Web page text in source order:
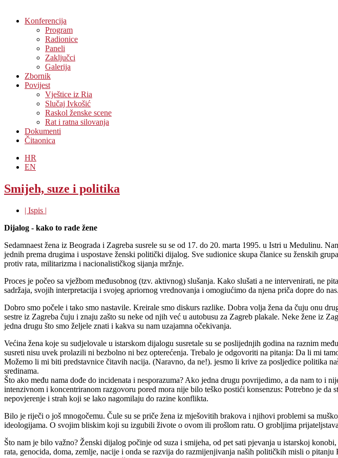
Konferencija
Program
Radionice
Paneli
Zaključci
Galerija
Zbornik
Povijest
Vještice iz Ria
Slučaj Ivkošić
Raskol ženske scene
Rat i ratna silovanja
Dokumenti
Čitaonica
HR
EN
Smijeh, suze i politika
| Ispis |
Dijalog - kako to rade žene
Sedamnaest žena iz Beograda i Zagreba susrele su se od 17. do 20. marta 1995. u Istri u Medulinu.
jednih prema drugima i uspostave ženski politički dijalog. Sve sudionice skupa članice su ženskih
protiv rata, militarizma i nacionalističkog sijanja mržnje.
Proces je počeo sa vježbom međusobnog (tzv. aktivnog) slušanja. Kako slušati a ne intervenirati, ne
sadržaja, svojih interpretacija i svojeg apriornog vrednovanja i omogiućimo da njena priča dopre do
Dobro smo počele i tako smo nastavile. Kreirale smo diskurs razlike. Dobra volja žena da čuju onu
sestre iz Zagreba čuju i znaju zašto su neke od njih već u autobusu za Zagreb plakale. Neke žene iz
jedna drugu što smo željele znati i kakva su nam uzajamna očekivanja.
Većina žena koje su sudjelovale u istarskom dijalogu susretale su se poslijednjih godina na raznim
susreti nisu uvek prolazili ni bezbolno ni bez opterećenja. Trebalo je odgovoriti na pitanja: Da li mi
Možemo li mi biti predstavnice čitavih nacija. (Naravno, da ne!). jesmo li krive za posljedice politika
sredinama.
Što ako među nama dođe do incidenata i nesporazuma? Ako jedna drugu povrijedimo, a da nam to i
intenzivnom i koncentriranom razgovoru pored mora nije bilo teško postići konsenzus: Potrebno je
nepovjerenje i strah koji se lako nagomilaju do razine konflikta.
Bilo je riječi o još mnogočemu. Čule su se priče žena iz mješovitih brakova i njihovi problemi sa
ideologijama. O svojim bliskim koji su izgubili živote o ovom ili prošlom ratu. O grobljima
Što nam je bilo važno? Ženski dijalog počinje od suza i smijeha, od pet sati pjevanja u istarskoj
rata, genocida, doma, zemlje, nacije i onda se razvija do razmijenjivanja naših političkih misli o